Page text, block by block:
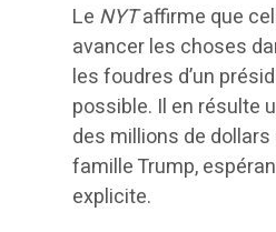
Le NYTaffirme que
avancer les choses
les foudres d’un
possible. Il en résulte
des millions de
famille Trump,
explicite.